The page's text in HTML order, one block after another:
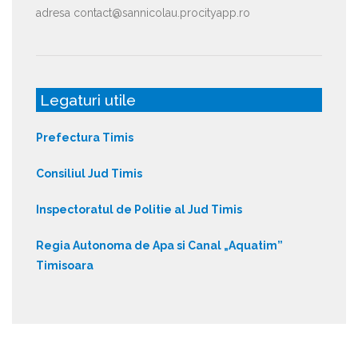
adresa contact@sannicolau.procityapp.ro
Legaturi utile
Prefectura Timis
Consiliul Jud Timis
Inspectoratul de Politie al Jud Timis
Regia Autonoma de Apa si Canal „Aquatim”
Timisoara